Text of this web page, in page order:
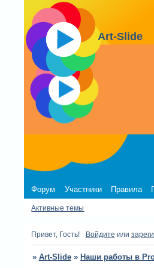
Art-Slide
Форум Участники Правила
Активные темы
Привет, Гость! Войдите или
» Art-Slide » Наши работы в